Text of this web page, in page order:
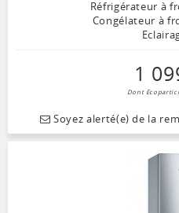
Réfrigérateur à
Congélateur à
1
Dont
Soyez alerté(e) de la